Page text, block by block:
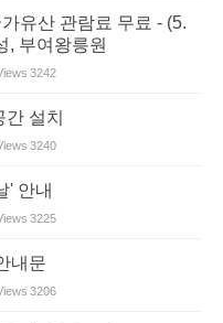
유산 관람료 무료 - (5.
, 부여왕릉원
3242
설치
3240
' 안내
3225
내문
3206